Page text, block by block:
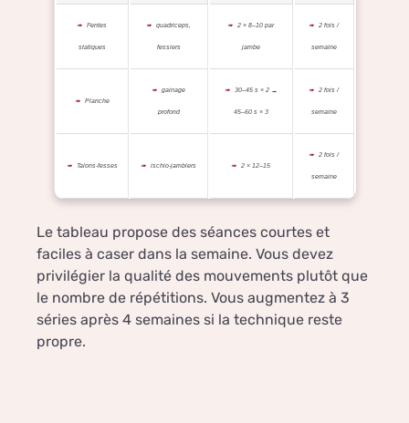
Fentes
statiques
quadriceps,
fessiers
2 × 8–10 par
jambe
2 fois /
semaine
Planche
gainage
profond
30–45 s × 2 →
45–60 s × 3
2 fois /
semaine
Talons‑fesses ischio‑jambiers 2 × 12–15
2 fois /
semaine
Le tableau propose des séances courtes et
faciles à caser dans la semaine. Vous devez
privilégier la qualité des mouvements plutôt que
le nombre de répétitions. Vous augmentez à 3
séries après 4 semaines si la technique reste
propre.